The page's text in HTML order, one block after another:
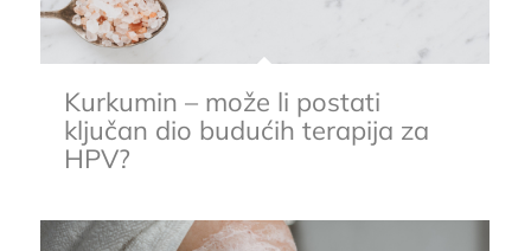
Kurkumin – može li postati
ključan dio budućih terapija za
HPV?